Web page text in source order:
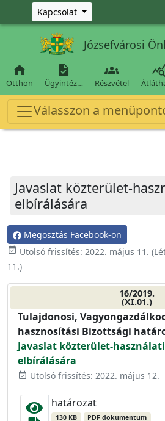
Ugrás a fő tartalomra
Kapcsolat
Józsefvárosi

Otthon

Ügyintéz…

Részvétel

Válasszon a
Javaslat közterület-
elbírálására
Megosztás Facebook-on
event_available Utolsó frissítés: 2022. május 11.
11.)
16/2019.
(XI.01.)
Tulajdonosi,
hasznosítási Bizottsági
Javaslat közterület-
elbírálására
event_available Utolsó frissítés: 2022. május 12.
határozat
130 KB PDF dokumentum